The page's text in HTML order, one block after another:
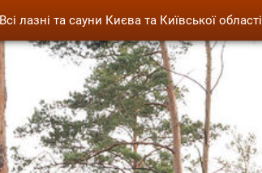
Всі лазні та сауни Києва та Київської області